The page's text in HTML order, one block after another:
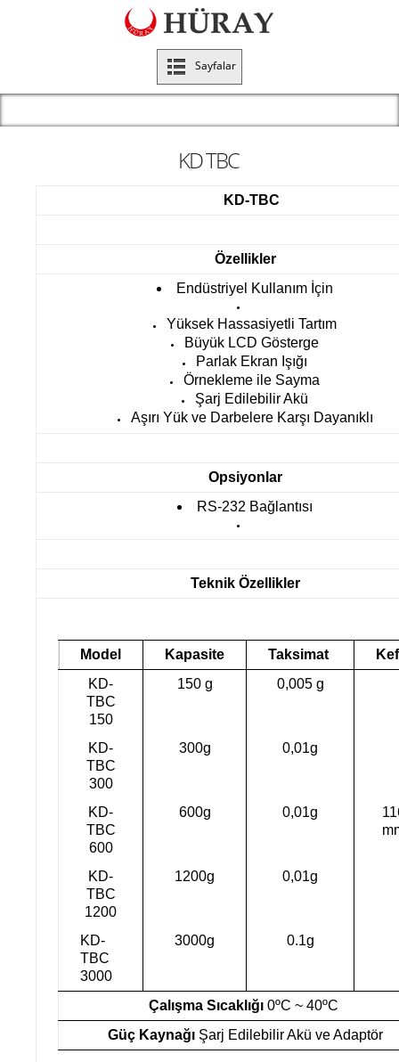
Sayfalar
KD TBC
KD-TBC
Özellikler
Endüstriyel Kullanım İçin
Yüksek Hassasiyetli Tartım
Büyük LCD Gösterge
Parlak Ekran Işığı
Örnekleme ile Sayma
Şarj Edilebilir Akü
Aşırı Yük ve Darbelere Karşı Dayanıklı
Opsiyonlar
RS-232 Bağlantısı
Teknik Özellikler
Model Kapasite Taksimat
KD-
TBC
150
150 g 0,005 g
KD-
TBC
300
300g 0,01g
KD-
TBC
600
600g 0,01g
KD-
TBC
1200
1200g 0,01g
KD-
TBC
3000
3000g 0.1g
Çalışma Sıcaklığı 0ºC ~ 40ºC
Güç Kaynağı Şarj Edilebilir Akü ve Adaptör